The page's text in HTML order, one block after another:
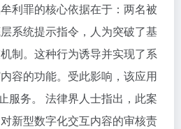
利罪的核心依据在于：两名被
系统提示指令，人为突破了基
制。这种行为诱导并实现了系
容的功能。受此影响，该应用
服务。 法律界人士指出，此案
新型数字化交互内容的审核责